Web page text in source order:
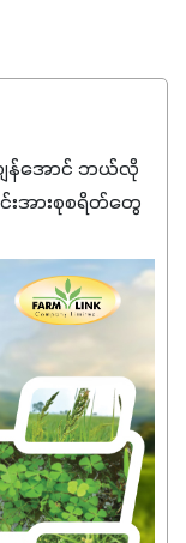
ျန်အောင် ဘယ်လို
းအားစုစရိတ်တွေ
ကို လျှော့ချပြီး
ပြေမှာနော် ✔️ဒါ
စေမယ့်
ေကိုပဲ ရွေးချယ်